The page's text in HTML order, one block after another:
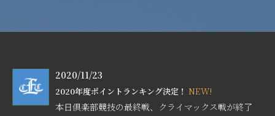
2020/11/23
2020年度ポイントランキング決定！ NEW!
本日倶楽部競技の最終戦、クライマックス戦が終了